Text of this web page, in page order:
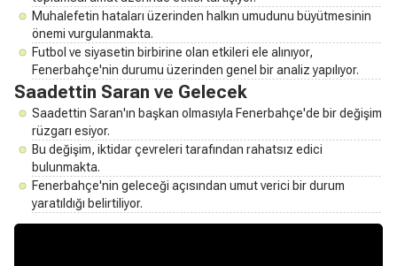
Muhalefetin hataları üzerinden halkın umudunu büyütmesinin
önemi vurgulanmakta.
Futbol ve siyasetin birbirine olan etkileri ele alınıyor,
Fenerbahçe'nin durumu üzerinden genel bir analiz yapılıyor.
Saadettin Saran ve Gelecek
Saadettin Saran'ın başkan olmasıyla Fenerbahçe'de bir değişim
rüzgarı esiyor.
Bu değişim, iktidar çevreleri tarafından rahatsız edici
bulunmakta.
Fenerbahçe'nin geleceği açısından umut verici bir durum
yaratıldığı belirtiliyor.